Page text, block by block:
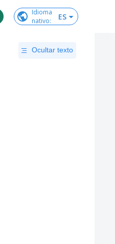
Idioma
nativo: ES
Ocultar texto